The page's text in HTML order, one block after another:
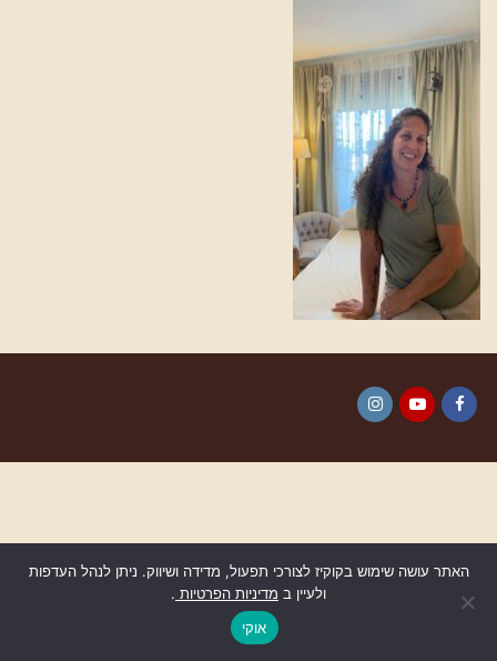
גלילה
האתר עושה שימוש בקוקיז לצורכי תפעול, מדידה ושיווק. ניתן לנהל העדפות
ולעיין ב מדיניות הפרטיות .
אוקי